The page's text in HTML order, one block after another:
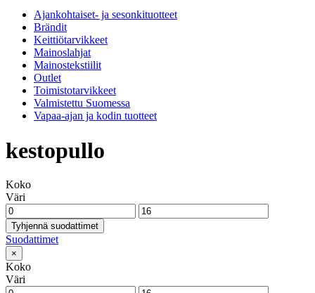
Ajankohtaiset- ja sesonkituotteet
Brändit
Keittiötarvikkeet
Mainoslahjat
Mainostekstiilit
Outlet
Toimistotarvikkeet
Valmistettu Suomessa
Vapaa-ajan ja kodin tuotteet
kestopullo
Koko
Väri
Tyhjennä suodattimet
Suodattimet
×
Koko
Väri